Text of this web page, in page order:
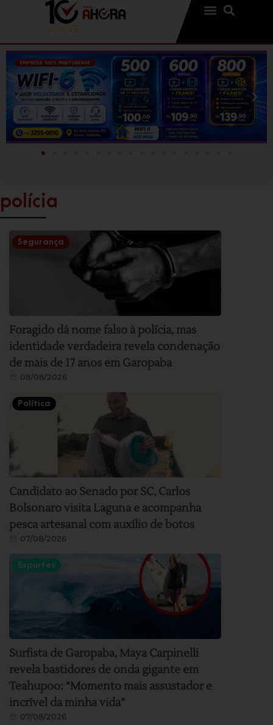
polícia
Segurança
Foragido dá nome falso à polícia, mas
identidade verdadeira revela condenação
de mais de 17 anos em Garopaba
08/08/2026
Política
Candidato ao Senado por SC, Carlos
Bolsonaro visita Laguna e acompanha
pesca artesanal com auxílio de botos
07/08/2026
Esportes
Surfista de Garopaba, Maya Carpinelli
revela bastidores de onda gigante em
Teahupoo: “Momento mais assustador e
incrível da minha vida”
07/08/2026